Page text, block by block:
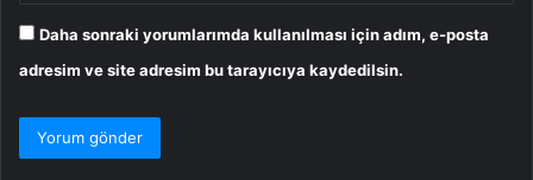
Daha sonraki yorumlarımda kullanılması için adım, e-posta
adresim ve site adresim bu tarayıcıya kaydedilsin.